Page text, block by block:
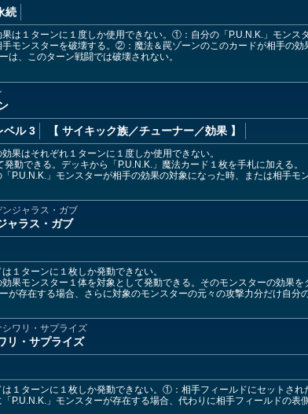
続
は１ターンに１度しか使用できない。①：自分の「P.U.N.K.」モンス
モンスターを破壊する。②：魔法＆罠ゾーンのこのカードが相手の
は、このターン戦闘では破壊されない。
ベル 3 【 サイキック族／チューナー／効果 】
果はそれぞれ１ターンに１度しか使用できない。
動できる。デッキから「P.U.N.K.」魔法カード１枚を手札に加える。
P.U.N.K.」モンスターが相手の効果の対象になった時、または相手モ
ジャラス・ガブ
ャラス・ガブ
１ターンに１枚しか発動できない。
果モンスター１体を対象として発動できる。そのモンスターの効果
ーが存在する場合、さらに対象のモンスターの元々の攻撃力分だけ自分
ワリ・サプライズ
リ・サプライズ
１ターンに１枚しか発動できない。①：相手フィールドにセットさ
P.U.N.K.」モンスターが存在する場合、代わりに相手フィールドの表